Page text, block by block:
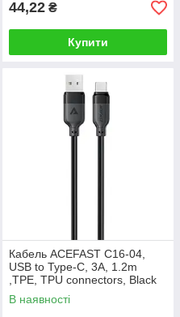
44,22 ₴
Купити
Кабель ACEFAST C16-04,
USB to Type-C, 3A, 1.2m
,TPE, TPU connectors, Black
В наявності